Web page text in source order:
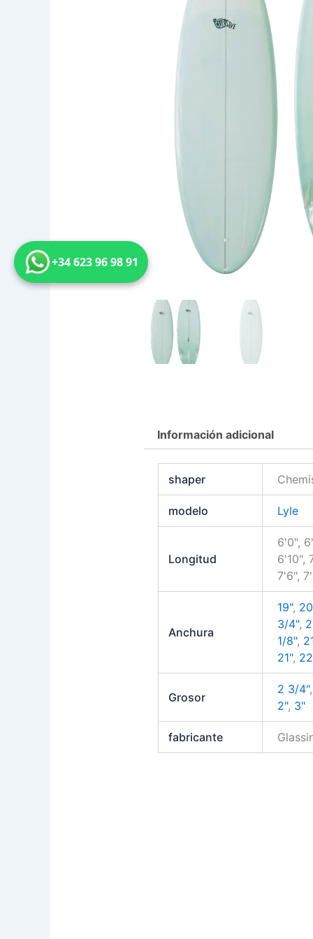
Información adicional
shaper
modelo Lyle
Longitud
6'0",
6'10",
7'6",
Anchura
19",
3/4",
1/8",
21",
Grosor
2 3/4",
2", 3"
fabricante
+34 623 96 98 91